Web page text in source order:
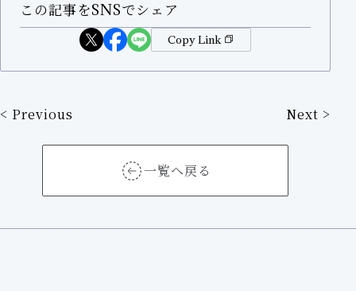
この記事をSNSでシェア
Copy Link
前
< Previous Next >
一覧へ戻る